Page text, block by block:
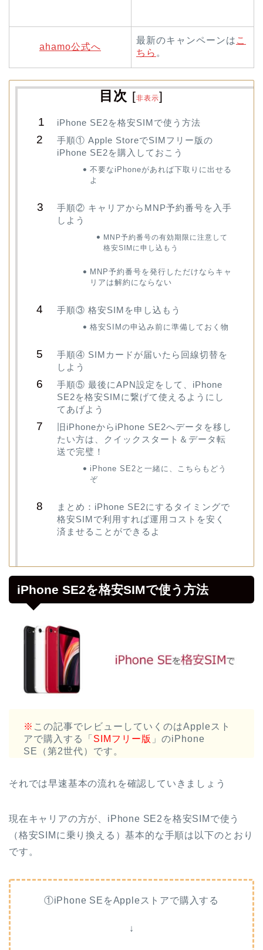
ahamo公式へ
最新のキャンペーンは こ
ちら 。
目次 [非表示]
iPhone SE2を格安SIMで使う方法
手順① Apple StoreでSIMフリー版の
iPhone SE2を購入しておこう
不要なiPhoneがあれば下取りに出せる
よ
手順② キャリアからMNP予約番号を入手
しよう
MNP予約番号の有効期限に注意して
格安SIMに申し込もう
MNP予約番号を発行しただけならキャ
リアは解約にならない
手順③ 格安SIMを申し込もう
格安SIMの申込み前に準備しておく物
手順④ SIMカードが届いたら回線切替を
しよう
手順⑤ 最後にAPN設定をして、iPhone
SE2を格安SIMに繋げて使えるようにし
てあげよう
旧iPhoneからiPhone SE2へデータを移し
たい方は、クイックスタート＆データ転
送で完璧！
iPhone SE2と一緒に、こちらもどう
ぞ
まとめ：iPhone SE2にするタイミングで
格安SIMで利用すれば運用コストを安く
済ませることができるよ
iPhone SE2を格安SIMで使う方法
※ この記事でレビューしていくのはAppleスト
アで購入する「 SIMフリー版 」のiPhone
SE（第2世代）です。
それでは早速基本の流れを確認していきましょう
現在キャリアの方が、iPhone SE2を格安SIMで使う
（格安SIMに乗り換える）基本的な手順は以下のとおり
です。
①iPhone SEをAppleストアで購入する
↓